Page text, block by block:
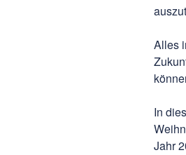
Alles
In
Jahr